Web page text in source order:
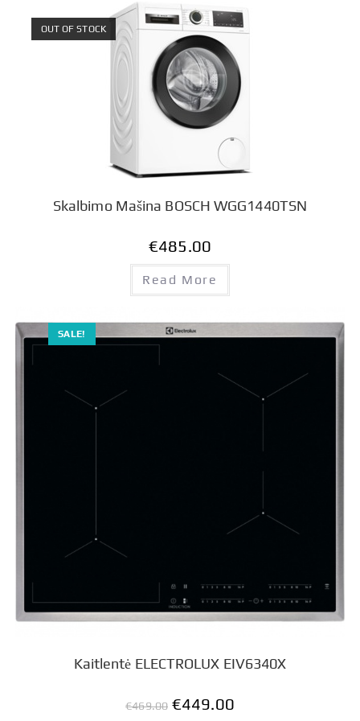
OUT OF STOCK
Skalbimo Mašina BOSCH WGG1440TSN
€485.00
Read More
SALE!
Kaitlentė ELECTROLUX EIV6340X
€469.00 €449.00